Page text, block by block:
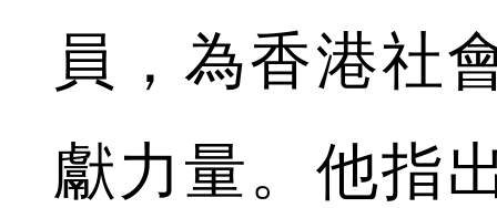
員，為香港社
獻力量。他指